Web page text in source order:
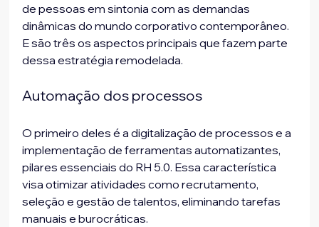
de pessoas em sintonia com as demandas
dinâmicas do mundo corporativo contemporâneo.
E são três os aspectos principais que fazem parte
dessa estratégia remodelada.
Automação dos processos
O primeiro deles é a digitalização de processos e a
implementação de ferramentas automatizantes,
pilares essenciais do RH 5.0. Essa característica
visa otimizar atividades como recrutamento,
seleção e gestão de talentos, eliminando tarefas
manuais e burocráticas.